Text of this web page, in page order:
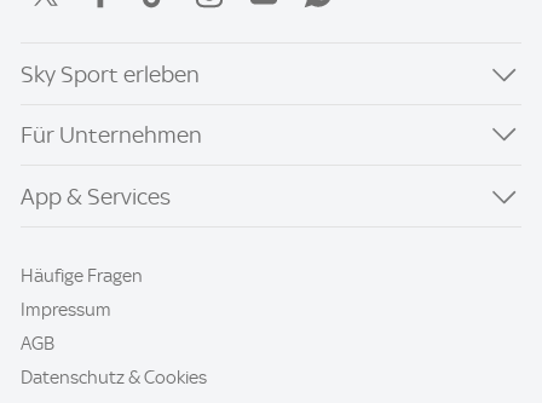
Sky Sport erleben
Für Unternehmen
App & Services
Häufige Fragen
Impressum
AGB
Datenschutz & Cookies